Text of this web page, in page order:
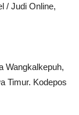
/ Judi Online,
Wangkalkepuh,
Timur. Kodepos